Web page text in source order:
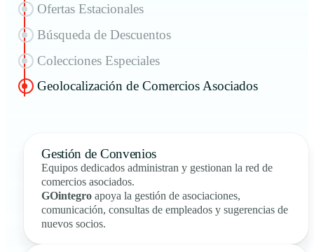
Ofertas Estacionales
Búsqueda de Descuentos
Colecciones Especiales
Geolocalización de Comercios Asociados
Gestión de Convenios
Equipos dedicados administran y gestionan la red de
comercios asociados.
GOintegro apoya la gestión de asociaciones,
comunicación, consultas de empleados y sugerencias de
nuevos socios.